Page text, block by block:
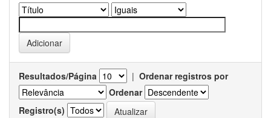
Resultados/Página | Ordenar registros por
Ordenar
Registro(s)